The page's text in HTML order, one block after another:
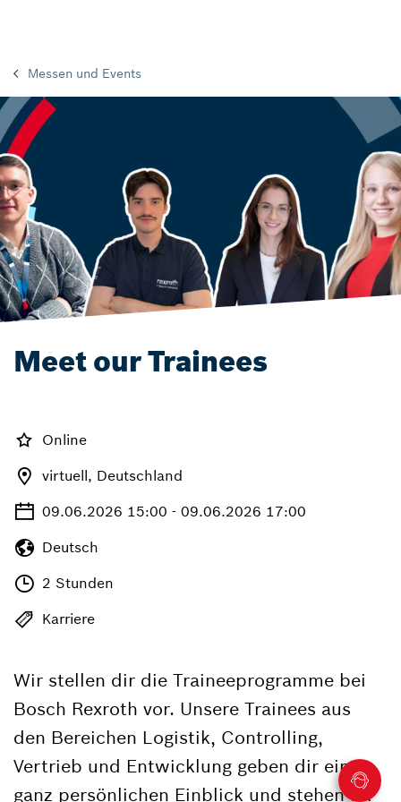
Messen und Events
Meet our Trainees
Online
virtuell, Deutschland
09.06.2026 15:00 - 09.06.2026 17:00
Deutsch
2 Stunden
Karriere
Wir stellen dir die Traineeprogramme bei
Bosch Rexroth vor. Unsere Trainees aus
den Bereichen Logistik, Controlling,
Vertrieb und Entwicklung geben dir einen
ganz persönlichen Einblick und stehen für